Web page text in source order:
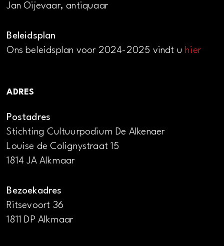
Jan Oijevaar, antiquaar
Beleidsplan
Ons beleidsplan voor 2024-2025 vindt uhier
ADRES
Postadres
Stichting Cultuurpodium De Alkenaer
Louise de Colignystraat 15
1814 JA Alkmaar
Bezoekadres
Ritsevoort 36
1811 DP Alkmaar